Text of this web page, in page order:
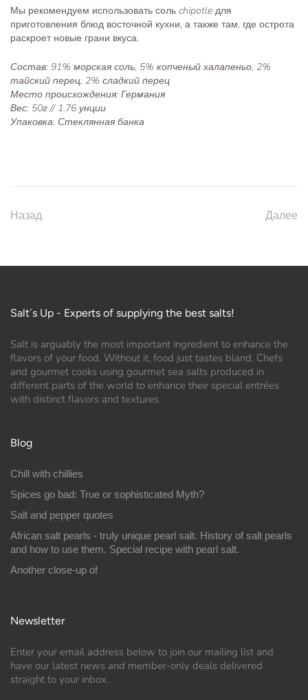
Мы рекомендуем использовать соль chipotle для
приготовления блюд восточной кухни, а также там, где острота
раскроет новые грани вкуса.
Состав: 91% морская соль, 5% копченый халапеньо, 2%
тайский перец, 2% сладкий перец
Место происхождения: Германия
Вес: 50г // 1.76 унции
Упаковка: Стеклянная банка
Назад Далее
Salt´s Up - Experts of supplying the best salts!
Salt is arguably the most important ingredient to enhance the
flavors of your food. Without it, food just tastes bland. Chefs
and gourmet cooks using gourmet sea salts produced in
different parts of the world to enhance their special entrées
with distinct flavors and textures.
Blog
Chill with chillies
Spices go bad: True or sophisticated Myth?
Salt and pepper quotes
African salt pearls - truly unique pearl salt. History of salt pearls
and how to use them. Special recipe with pearl salt.
Another close-up of
Newsletter
Enter your email address below to join our mailing list and
have our latest news and member-only deals delivered
straight to your inbox.